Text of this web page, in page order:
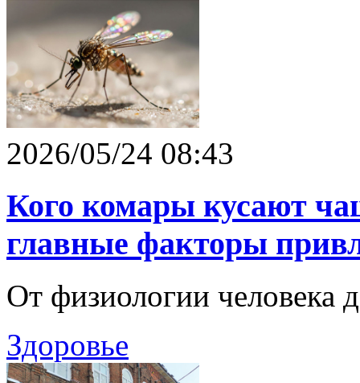
2026/05/24 08:43
Кого комары кусают
главные факторы
От физиологии человека
Здоровье